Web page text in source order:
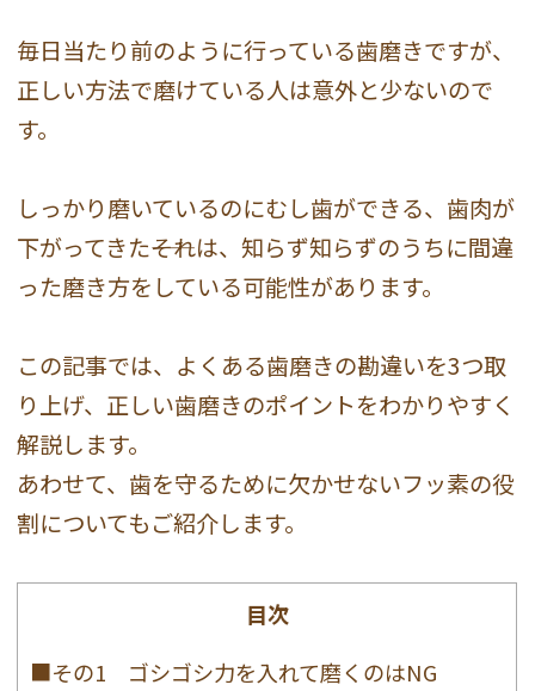
毎日当たり前のように行っている歯磨きですが、
正しい方法で磨けている人は意外と少ないので
す。
しっかり磨いているのにむし歯ができる、歯肉が
下がってきた――それは、知らず知らずのうちに間違
った磨き方をしている可能性があります。
この記事では、よくある歯磨きの勘違いを3つ取
り上げ、正しい歯磨きのポイントをわかりやすく
解説します。
あわせて、歯を守るために欠かせないフッ素の役
割についてもご紹介します。
目次
■その1 ゴシゴシ力を入れて磨くのはNG